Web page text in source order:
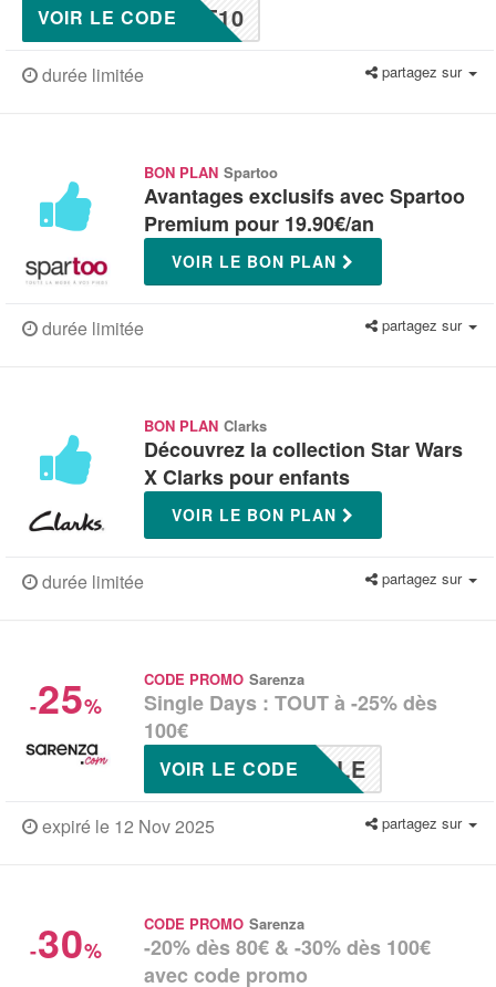
T10
VOIR LE CODE
durée limitée partagez sur
BON PLAN Spartoo
Avantages exclusifs avec Spartoo
Premium pour 19.90€/an
VOIR LE BON PLAN
durée limitée partagez sur
BON PLAN Clarks
Découvrez la collection Star Wars
X Clarks pour enfants
VOIR LE BON PLAN
durée limitée partagez sur
-25%
CODE PROMO Sarenza
Single Days : TOUT à -25% dès
100€
GLE
VOIR LE CODE
expiré le 12 Nov 2025 partagez sur
-30%
CODE PROMO Sarenza
-20% dès 80€ & -30% dès 100€
avec code promo